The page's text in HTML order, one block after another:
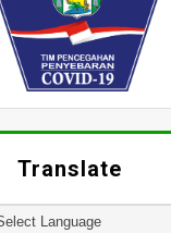
Translate